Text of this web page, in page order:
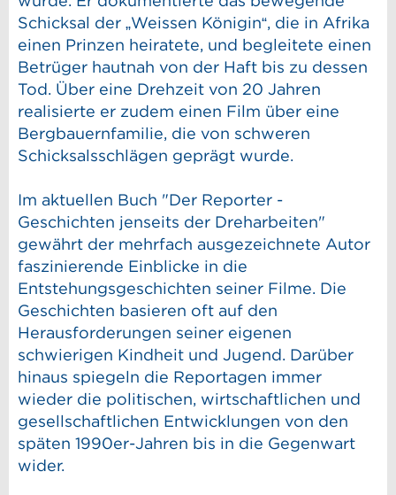
Schicksal der „Weissen Königin“, die in Afrika
einen Prinzen heiratete, und begleitete einen
Betrüger hautnah von der Haft bis zu dessen
Tod. Über eine Drehzeit von 20 Jahren
realisierte er zudem einen Film über eine
Bergbauernfamilie, die von schweren
Schicksalsschlägen geprägt wurde.
Im aktuellen Buch "Der Reporter -
Geschichten jenseits der Dreharbeiten"
gewährt der mehrfach ausgezeichnete Autor
faszinierende Einblicke in die
Entstehungsgeschichten seiner Filme. Die
Geschichten basieren oft auf den
Herausforderungen seiner eigenen
schwierigen Kindheit und Jugend. Darüber
hinaus spiegeln die Reportagen immer
wieder die politischen, wirtschaftlichen und
gesellschaftlichen Entwicklungen von den
späten 1990er-Jahren bis in die Gegenwart
wider.